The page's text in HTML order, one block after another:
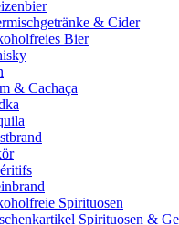
& Cider
Bier
& Cachaça
Spirituosen
Spirituosen &